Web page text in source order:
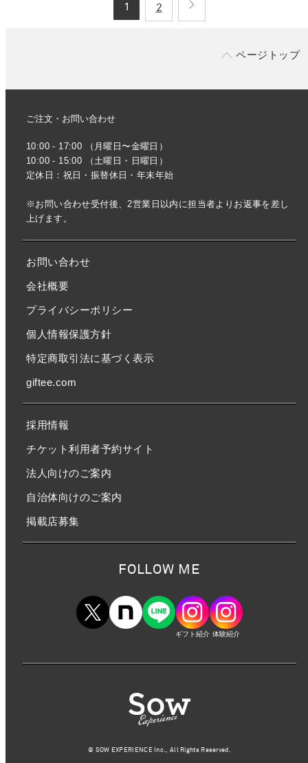
1 2
ページトップ
ご注文・お問い合わせ
10:00 - 17:00 （月曜日〜金曜日）
10:00 - 15:00 （土曜日・日曜日）
定休日：祝日・振替休日・年末年始
※お問い合わせ受付後、2営業日以内に担当者よりお返事を差し
上げます。
お問い合わせ
会社概要
プライバシーポリシー
個人情報保護方針
特定商取引法に基づく表示
giftee.com
採用情報
チケット利用者予約サイト
法人向けのご案内
自治体向けのご案内
掲載店募集
FOLLOW ME
ギフト紹介 体験紹介
©︎ SOW EXPERIENCE Inc., All Rights Reserved.